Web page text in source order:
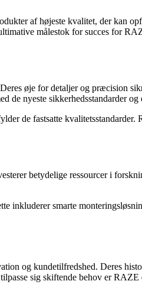
af højeste kvalitet, der kan
målestok for succes for
øje for detaljer og præcision
de nyeste sikkerhedsstandarder
de fastsatte
betydelige ressourcer i
inkluderer smarte
og kundetilfredshed. Deres
sig skiftende behov er